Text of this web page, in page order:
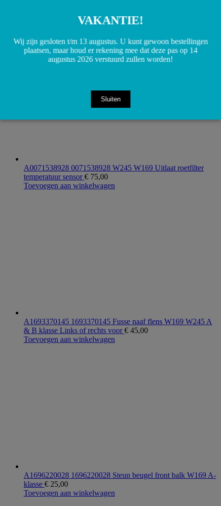
W253 Tirefit banden reparatie middel€
A0071538928 0071538928 W245 W169 Uitlaat roetfilter
temperatuur sensor€ 75,00
Toevoegen aan winkelwagen
A1693370145 1693370145 Fusse naaf flens W169 W245 A
& B klasse Links of rechts voor€ 45,00
Toevoegen aan winkelwagen
A1696220028 1696220028 Steun beugel front balk W169 A-
klasse € 25,00
Toevoegen aan winkelwagen
VAKANTIE!
Wij zijn gesloten t/m 13 augustus. U kunt gewoon bestellingen
plaatsen, maar houd er rekening mee dat deze pas op 14
augustus 2026 verstuurd zullen worden!
Sluiten